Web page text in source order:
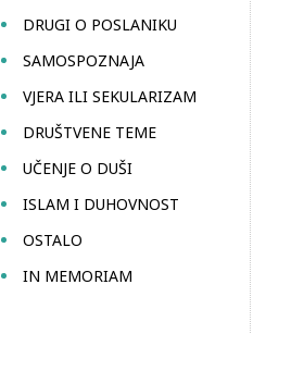
DRUGI O POSLANIKU
SAMOSPOZNAJA
VJERA ILI SEKULARIZAM
DRUŠTVENE TEME
UČENJE O DUŠI
ISLAM I DUHOVNOST
OSTALO
IN MEMORIAM